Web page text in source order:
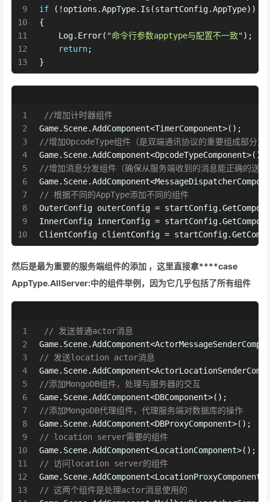
9
10
11
12
13
if (!options.AppType.Is(startConfig.AppType))
{
    Log.Error(
"命令行参数apptype与配置不一致");
return;
}
1
2
3
4
5
6
7
8
9
10
//增加计时器组件
Game.Scene.AddComponent<TimerComponent>();
//增加OpcodeType组件（是双端通讯协议的重要组成部分）
Game.Scene.AddComponent<OpcodeTypeComponent>();
//增加消息分发组件（确保从服务端收到的消息能正确的送
// 根据不同的AppType添加不同的组件
OuterConfig outerConfig =
InnerConfig innerConfig =
ClientConfig clientConfig =
然后是最为重要的服务端组件的添加 ，这里直接拿****case
AppType.AllServer:中的组件举例，因为它几乎包括了所有组件
1
2
3
4
5
6
7
8
9
10
11
12
13
// 发送普通actor消息
// 发送location actor消息
//添加MongoDB组件，处理与服务器的交互
Game.Scene.AddComponent<DBComponent>();
//添加MongoDB代理组件，代理服务端对数据库的操作
Game.Scene.AddComponent<DBProxyComponent>();
// location server需要的组件
Game.Scene.AddComponent<LocationComponent>();
// 访问location server的组件
// 这两个组件是处理actor消息使用的